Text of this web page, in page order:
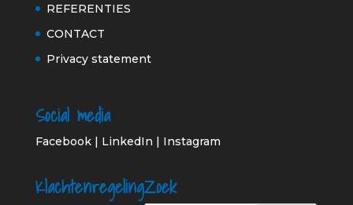
REFERENTIES
CONTACT
Privacy statement
Social media
Facebook| LinkedIn | Instagram
KlachtenregelingZoek